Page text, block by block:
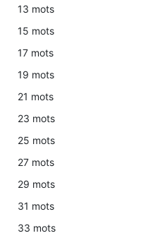
13 mots
15 mots
17 mots
19 mots
21 mots
23 mots
25 mots
27 mots
29 mots
31 mots
33 mots